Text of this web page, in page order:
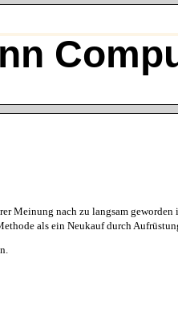
Meinung nach zu langsam
als ein Neukauf durch